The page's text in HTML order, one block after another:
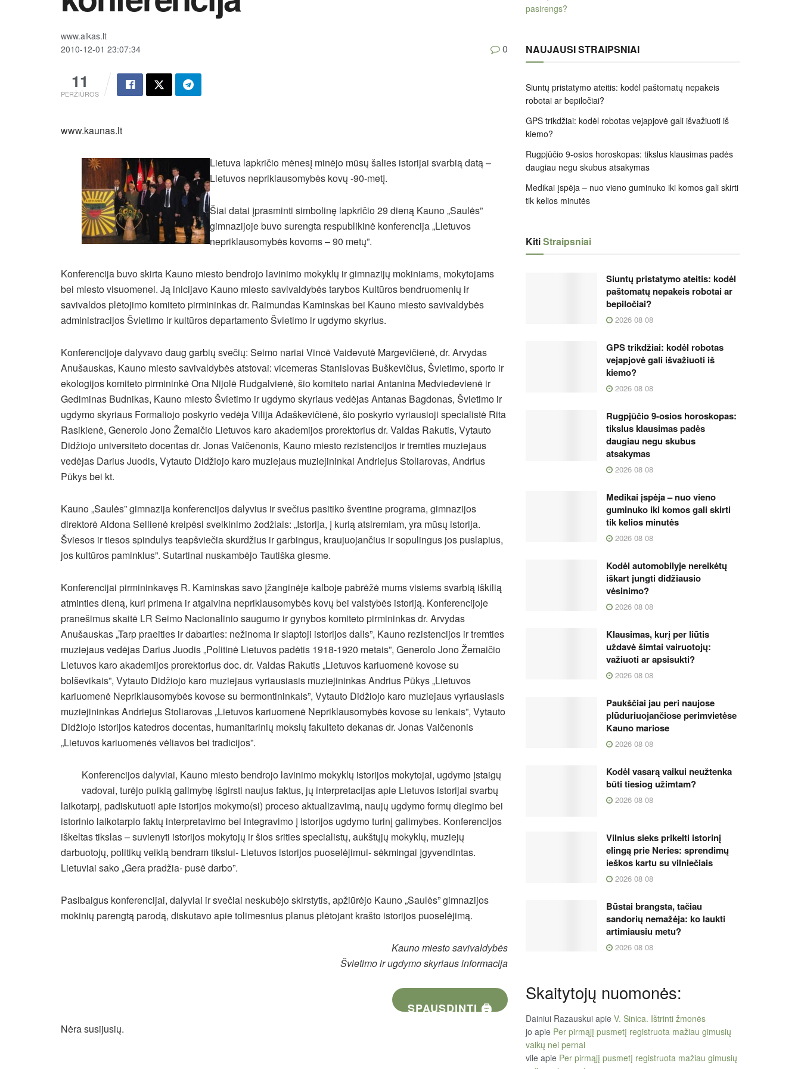
www.alkas.lt
2010-12-01 23:07:34
11
PERŽIŪROS
0
www.kaunas.lt
Lietuva lapkričio mėnesį minėjo mūsų šalies istorijai svarbią datą –
Lietuvos nepriklausomybės kovų -90-metį.
Šiai datai įprasminti simbolinę lapkričio 29 dieną Kauno „Saulės”
gimnazijoje buvo surengta respublikinė konferencija „Lietuvos
nepriklausomybės kovoms – 90 metų”.
Konferencija buvo skirta Kauno miesto bendrojo lavinimo mokyklų ir gimnazijų mokiniams, mokytojams
bei miesto visuomenei. Ją inicijavo Kauno miesto savivaldybės tarybos Kultūros bendruomenių ir
savivaldos plėtojimo komiteto pirmininkas dr. Raimundas Kaminskasbei Kauno miesto savivaldybės
administracijos Švietimo ir kultūros departamento Švietimo ir ugdymo skyrius.
Konferencijoje dalyvavo daug garbių svečių: Seimo nariai Vincė Vaidevutė Margevičienė, dr. Arvydas
Anušauskas, Kauno miesto savivaldybės atstovai: vicemeras Stanislovas Buškevičius, Švietimo, sporto ir
ekologijos komiteto pirmininkė Ona Nijolė Rudgalvienė, šio komiteto nariai Antanina Medviedevienė ir
Gediminas Budnikas, Kauno miesto Švietimo ir ugdymo skyriaus vedėjas Antanas Bagdonas, Švietimo ir
ugdymo skyriaus Formaliojo poskyrio vedėja Vilija Adaškevičienė, šio poskyrio vyriausioji specialistė Rita
Rasikienė, Generolo Jono Žemaičio Lietuvos karo akademijos prorektorius dr. Valdas Rakutis, Vytauto
Didžiojo universiteto docentas dr. Jonas Vaičenonis, Kauno miesto rezistencijos ir tremties muziejaus
vedėjas Darius Juodis, Vytauto Didžiojo karo muziejaus muziejininkai Andriejus Stoliarovas, Andrius
Pūkys bei kt.
Kauno „Saulės” gimnazija konferencijos dalyvius ir svečius pasitiko šventine programa, gimnazijos
direktorė Aldona Sellienė kreipėsi sveikinimo žodžiais: „Istorija, į kurią atsiremiam, yra mūsų istorija.
Šviesos ir tiesos spindulys teapšviečia skurdžius ir garbingus, kraujuojančius ir sopulingus jos puslapius,
jos kultūros paminklus”. Sutartinai nuskambėjo Tautiška giesme.
Konferencijai pirmininkavęs R. Kaminskas savo įžanginėje kalboje pabrėžė mums visiems svarbią iškilią
atminties dieną, kuri primena ir atgaivina nepriklausomybės kovų bei valstybės istoriją. Konferencijoje
pranešimus skaitė LR Seimo Nacionalinio saugumo ir gynybos komiteto pirmininkas dr. Arvydas
Anušauskas „Tarp praeities ir dabarties: nežinoma ir slaptoji istorijos dalis”, Kauno rezistencijos ir tremties
muziejaus vedėjas Darius Juodis „Politinė Lietuvos padėtis 1918-1920 metais”, Generolo Jono Žemaičio
Lietuvos karo akademijos prorektorius doc. dr. Valdas Rakutis „Lietuvos kariuomenė kovose su
bolševikais”, Vytauto Didžiojo karo muziejaus vyriausiasis muziejininkas Andrius Pūkys „Lietuvos
kariuomenė Nepriklausomybės kovose su bermontininkais”, Vytauto Didžiojo karo muziejaus vyriausiasis
muziejininkas Andriejus Stoliarovas „Lietuvos kariuomenė Nepriklausomybės kovose su lenkais”, Vytauto
Didžiojo istorijos katedros docentas, humanitarinių mokslų fakulteto dekanas dr. Jonas Vaičenonis
„Lietuvos kariuomenės vėliavos bei tradicijos”.
Konferencijos dalyviai, Kauno miesto bendrojo lavinimo mokyklų istorijos mokytojai, ugdymo įstaigų
vadovai, turėjo puikią galimybę išgirsti naujus faktus, jų interpretacijas apie Lietuvos istorijai svarbų
laikotarpį, padiskutuoti apie istorijos mokymo(si) proceso aktualizavimą, naujų ugdymo formų diegimo bei
istorinio laikotarpio faktų interpretavimo bei integravimo į istorijos ugdymo turinį galimybes. Konferencijos
iškeltas tikslas – suvienyti istorijos mokytojų ir šios srities specialistų, aukštųjų mokyklų, muziejų
darbuotojų, politikų veiklą bendram tikslui- Lietuvos istorijos puoselėjimui- sėkmingai įgyvendintas.
Lietuviai sako „Gera pradžia- pusė darbo”.
Pasibaigus konferencijai, dalyviai ir svečiai neskubėjo skirstytis, apžiūrėjo Kauno „Saulės” gimnazijos
mokinių parengtą parodą, diskutavo apie tolimesnius planus plėtojant krašto istorijos puoselėjimą.
Kauno miesto savivaldybės
Švietimo ir ugdymo skyriaus informacija
SPAUSDINTI 🖨
Nėra susijusių.
pasirengs?
NAUJAUSI STRAIPSNIAI
Siuntų pristatymo ateitis: kodėl paštomatų nepakeis
robotai ar bepiločiai?
GPS trikdžiai: kodėl robotas vejapjovė gali išvažiuoti iš
kiemo?
Rugpjūčio 9-osios horoskopas: tikslus klausimas padės
daugiau negu skubus atsakymas
Medikai įspėja – nuo vieno guminuko iki komos gali skirti
tik kelios minutės
KitiStraipsniai
Siuntų pristatymo ateitis: kodėl
paštomatų nepakeis robotai ar
bepiločiai?
2026 08 08
GPS trikdžiai: kodėl robotas
vejapjovė gali išvažiuoti iš
kiemo?
2026 08 08
Rugpjūčio 9-osios horoskopas:
tikslus klausimas padės
daugiau negu skubus
atsakymas
2026 08 08
Medikai įspėja – nuo vieno
guminuko iki komos gali skirti
tik kelios minutės
2026 08 08
Kodėl automobilyje nereikėtų
iškart jungti didžiausio
vėsinimo?
2026 08 08
Klausimas, kurį per liūtis
uždavė šimtai vairuotojų:
važiuoti ar apsisukti?
2026 08 08
Paukščiai jau peri naujose
plūduriuojančiose perimvietėse
Kauno mariose
2026 08 08
Kodėl vasarą vaikui neužtenka
būti tiesiog užimtam?
2026 08 08
Vilnius sieks prikelti istorinį
elingą prie Neries: sprendimų
ieškos kartu su vilniečiais
2026 08 08
Būstai brangsta, tačiau
sandorių nemažėja: ko laukti
artimiausiu metu?
2026 08 08
Skaitytojų nuomonės:
Dainiui Razauskui apie V. Sinica. Ištrinti žmonės
jo apie Per pirmąjį pusmetį registruota mažiau gimusių
vaikų nei pernai
vile apie Per pirmąjį pusmetį registruota mažiau gimusių